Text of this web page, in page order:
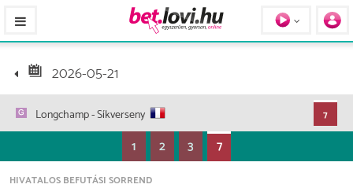
2026-05-21
Longchamp- Síkverseny 7
1 2 3 7
HIVATALOS BEFUTÁSI SORREND